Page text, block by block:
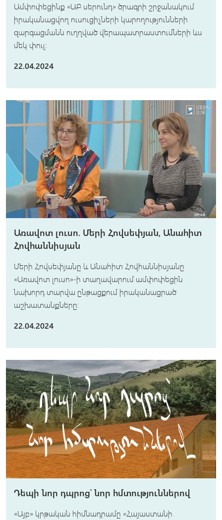
Ամփոփեցինք «ԱԲ սերունդ» ծրագրի շրջանակում
իրականացվող ուսուցիչների կարողությունների
զարգացմանն ուղղված վերապատրաստումների ևս
մեկ փուլ։
22.04.2024
Առավոտ լուսո. Մերի Հովսեփյան, Անահիտ
Հովհաննիսյան
Մերի Հովսեփյանը և Անահիտ Հովհաննիսյանը
«Առավոտ լուսո»-ի տաղավարում ամփոփեցին
նախորդ տարվա ընթացքում իրականացրած
աշխատանքները:
22.04.2024
Դեպի նոր դպրոց՝ նոր հմտություններով
«Այբ» կրթական հիմնադրամը «Հայաստանի